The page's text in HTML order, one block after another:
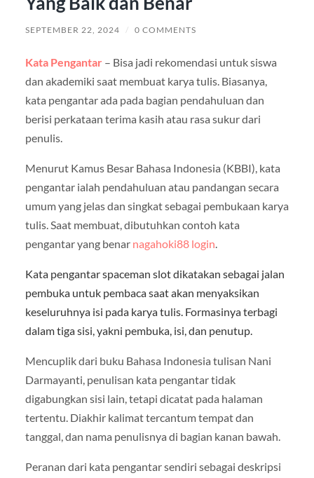
SEPTEMBER 22, 2024 / 0 COMMENTS
Kata Pengantar – Bisa jadi rekomendasi untuk siswa
dan akademiki saat membuat karya tulis. Biasanya,
kata pengantar ada pada bagian pendahuluan dan
berisi perkataan terima kasih atau rasa sukur dari
penulis.
Menurut Kamus Besar Bahasa Indonesia (KBBI), kata
pengantar ialah pendahuluan atau pandangan secara
umum yang jelas dan singkat sebagai pembukaan karya
tulis. Saat membuat, dibutuhkan contoh kata
pengantar yang benar nagahoki88 login
Kata pengantarspaceman slotdikatakan sebagai jalan
pembuka untuk pembaca saat akan menyaksikan
keseluruhnya isi pada karya tulis. Formasinya terbagi
dalam tiga sisi, yakni pembuka, isi, dan penutup.
Mencuplik dari buku Bahasa Indonesia tulisan Nani
Darmayanti, penulisan kata pengantar tidak
digabungkan sisi lain, tetapi dicatat pada halaman
tertentu. Diakhir kalimat tercantum tempat dan
tanggal, dan nama penulisnya di bagian kanan bawah.
Peranan dari kata pengantar sendiri sebagai deskripsi